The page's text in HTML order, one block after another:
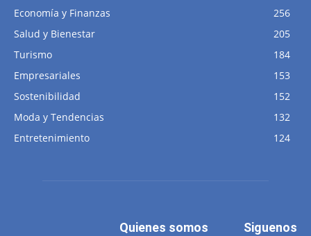
Economía y Finanzas
256
Salud y Bienestar
205
Turismo
184
Empresariales
153
Sostenibilidad
152
Moda y Tendencias
132
Entretenimiento
124
Quienes somos Siguenos